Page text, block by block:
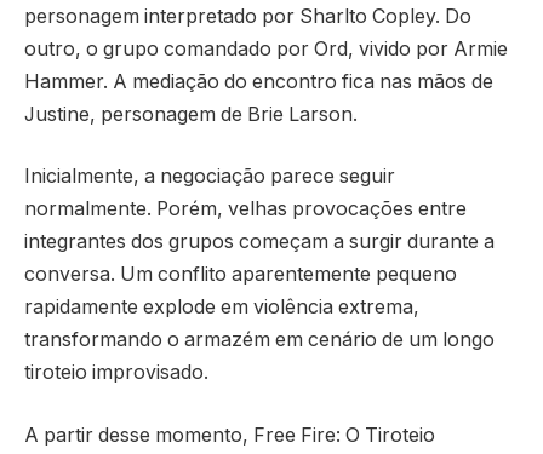
personagem interpretado por Sharlto Copley. Do
outro, o grupo comandado por Ord, vivido por Armie
Hammer. A mediação do encontro fica nas mãos de
Justine, personagem de Brie Larson.
Inicialmente, a negociação parece seguir
normalmente. Porém, velhas provocações entre
integrantes dos grupos começam a surgir durante a
conversa. Um conflito aparentemente pequeno
rapidamente explode em violência extrema,
transformando o armazém em cenário de um longo
tiroteio improvisado.
A partir desse momento, Free Fire: O Tiroteio